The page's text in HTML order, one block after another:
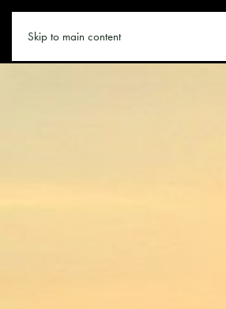
Skip to main content
LEOGANG.CO